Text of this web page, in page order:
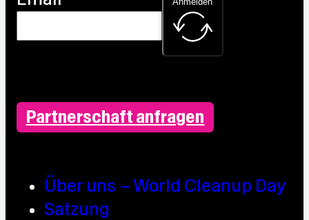
Partnerschaft anfragen
Über uns – World Cleanup Day
Satzung